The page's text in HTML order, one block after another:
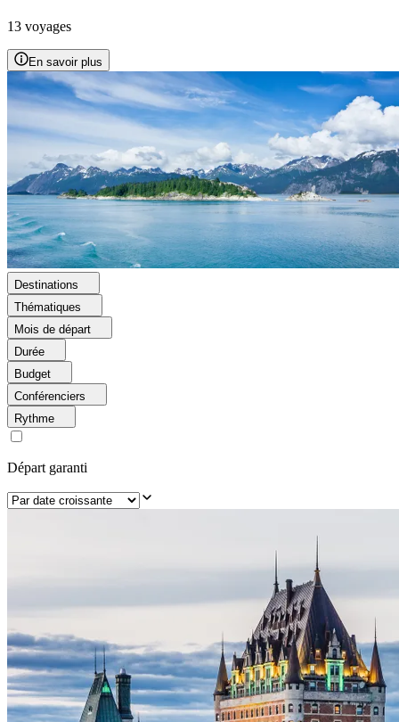
13 voyages
En savoir plus
Destinations
Thématiques
Mois de départ
Durée
Budget
Conférenciers
Rythme
Départ garanti